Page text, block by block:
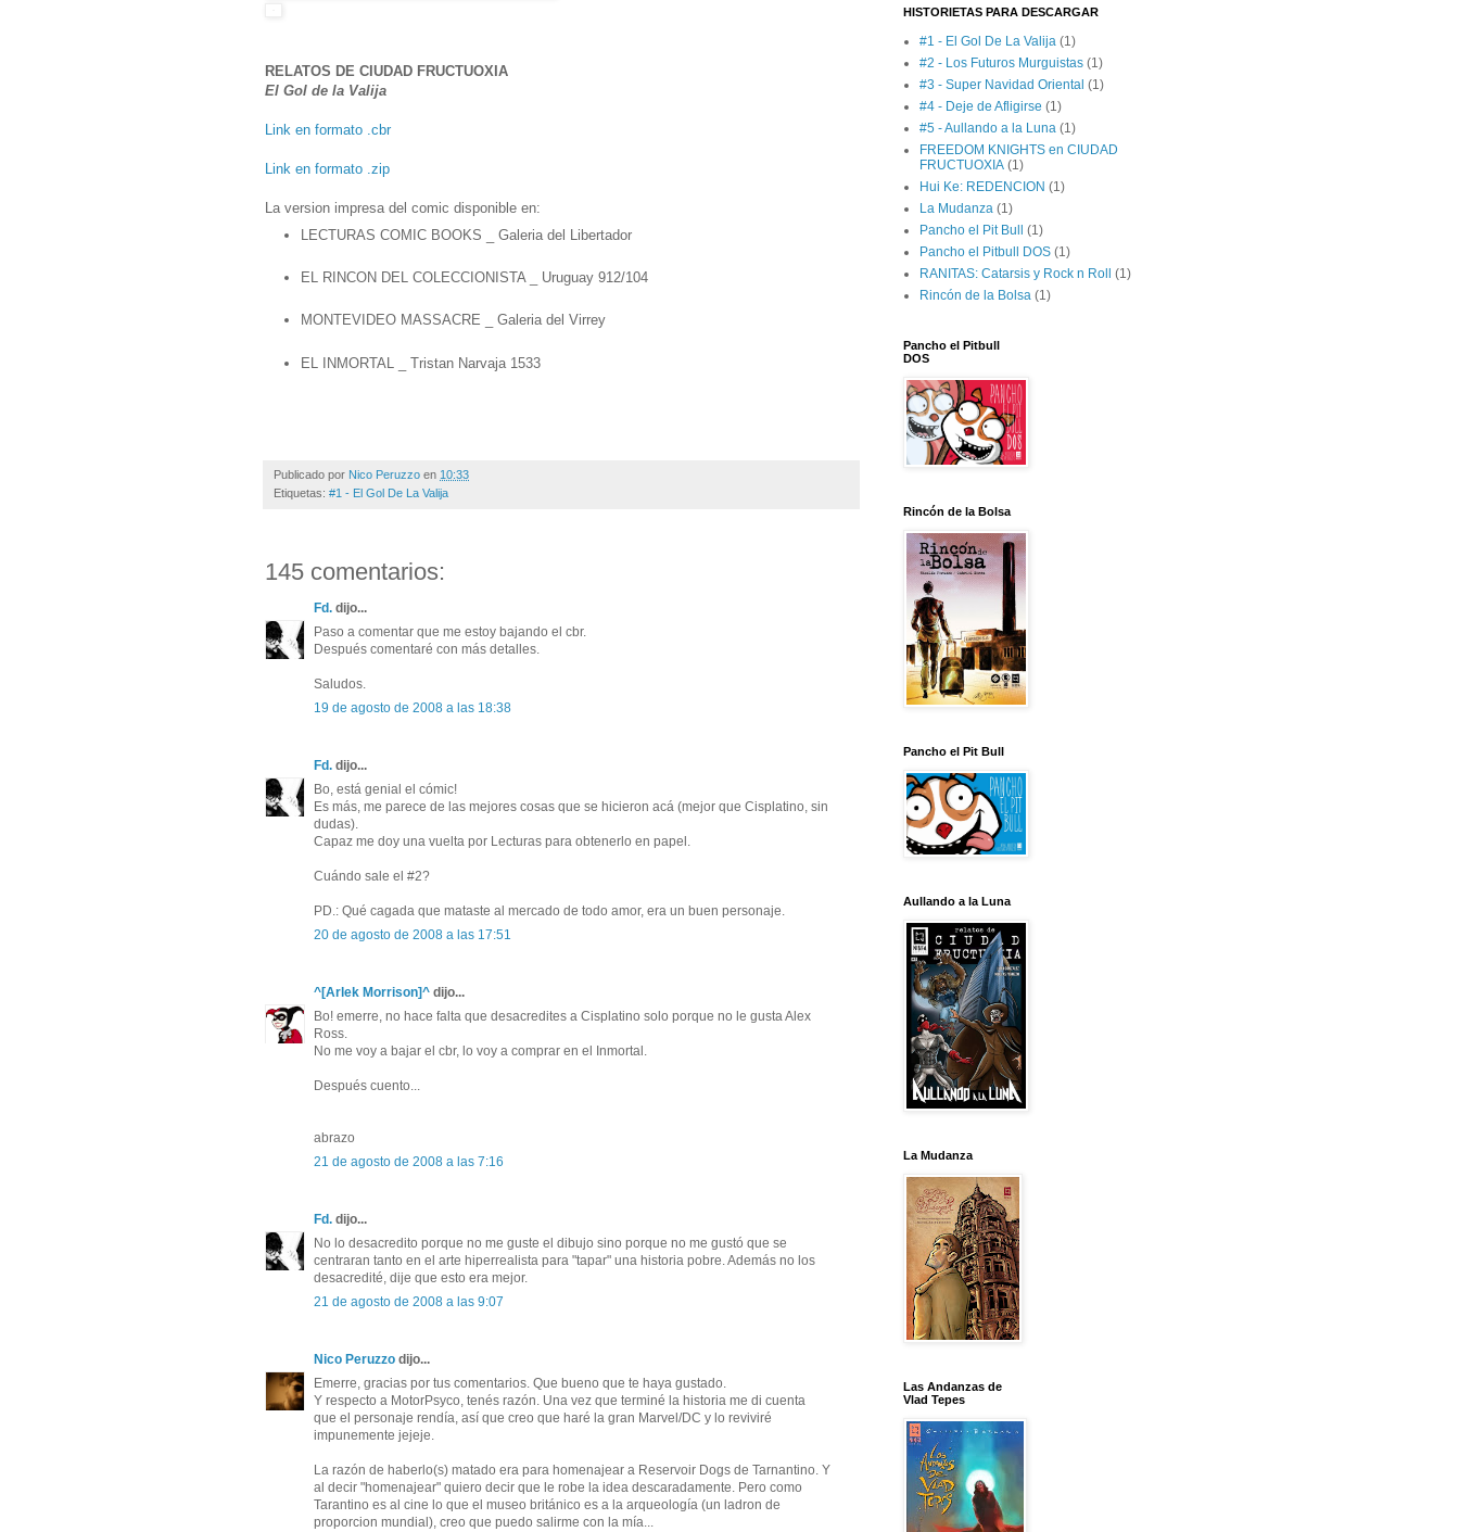
RELATOS DE CIUDAD FRUCTUOXIA
El Gol de la Valija
Link en formato .cbr
Link en formato .zip
La version impresa del comic disponible en:
LECTURAS COMIC BOOKS _ Galeria del Libertador
EL RINCON DEL COLECCIONISTA _ Uruguay 912/104
MONTEVIDEO MASSACRE _ Galeria del Virrey
EL INMORTAL _ Tristan Narvaja 1533
Publicado por Nico Peruzzo en 10:33
Etiquetas: #1 - El Gol De La Valija
145 comentarios:
Fd. dijo...
Paso a comentar que me estoy bajando el cbr.
Después comentaré con más detalles.
Saludos.
19 de agosto de 2008 a las 18:38
Fd. dijo...
Bo, está genial el cómic!
Es más, me parece de las mejores cosas que se hicieron acá (mejor que Cisplatino, sin
dudas).
Capaz me doy una vuelta por Lecturas para obtenerlo en papel.
Cuándo sale el #2?
PD.: Qué cagada que mataste al mercado de todo amor, era un buen personaje.
20 de agosto de 2008 a las 17:51
^[Arlek Morrison]^ dijo...
Bo! emerre, no hace falta que desacredites a Cisplatino solo porque no le gusta Alex
Ross.
No me voy a bajar el cbr, lo voy a comprar en el Inmortal.
Después cuento...
abrazo
21 de agosto de 2008 a las 7:16
Fd. dijo...
No lo desacredito porque no me guste el dibujo sino porque no me gustó que se
centraran tanto en el arte hiperrealista para "tapar" una historia pobre. Además no los
desacredité, dije que esto era mejor.
21 de agosto de 2008 a las 9:07
Nico Peruzzo dijo...
Emerre, gracias por tus comentarios. Que bueno que te haya gustado.
Y respecto a MotorPsyco, tenés razón. Una vez que terminé la historia me di cuenta
que el personaje rendía, así que creo que haré la gran Marvel/DC y lo reviviré
impunemente jejeje.
La razón de haberlo(s) matado era para homenajear a Reservoir Dogs de Tarnantino. Y
al decir "homenajear" quiero decir que le robe la idea descaradamente. Pero como
Tarantino es al cine lo que el museo británico es a la arqueología (un ladron de
proporcion mundial), creo que puedo salirme con la mía...
HISTORIETAS PARA DESCARGAR
#1 - El Gol De La Valija (1)
#2 - Los Futuros Murguistas (1)
#3 - Super Navidad Oriental (1)
#4 - Deje de Afligirse (1)
#5 - Aullando a la Luna (1)
FREEDOM KNIGHTS en CIUDAD
FRUCTUOXIA (1)
Hui Ke: REDENCION (1)
La Mudanza (1)
Pancho el Pit Bull
(1)
Pancho el Pitbull DOS (1)
RANITAS: Catarsis y Rock n Roll
(1)
Rincón de la Bolsa (1)
Pancho el Pitbull
DOS
Rincón de la Bolsa
Pancho el Pit Bull
Aullando a la Luna
La Mudanza
Las Andanzas de
Vlad Tepes